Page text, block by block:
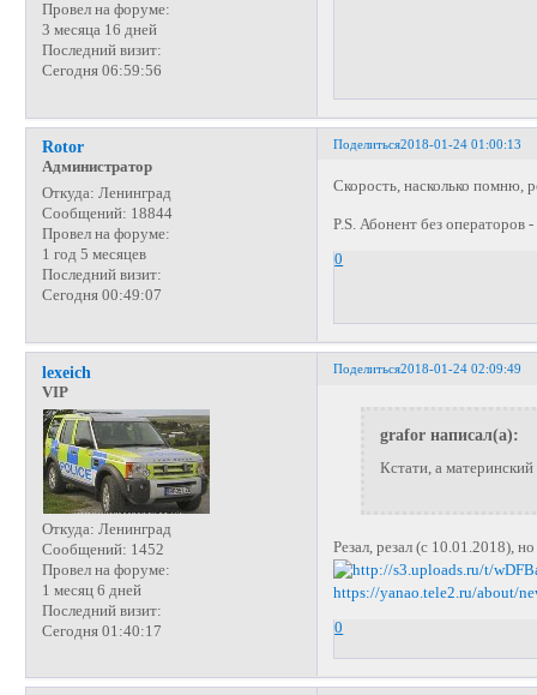
Провел на форуме:
3 месяца 16 дней
Последний визит:
Сегодня 06:59:56
Поделиться2018-01-24 01:00:13
Rotor
Администратор
Откуда: Ленинград
Сообщений: 18844
Провел на форуме:
1 год 5 месяцев
Последний визит:
Сегодня 00:49:07
Скорость, насколько помню,
P.S. Абонент без
0
Поделиться2018-01-24 02:09:49
lexeich
VIP
Откуда: Ленинград
Сообщений: 1452
Провел на форуме:
1 месяц 6 дней
Последний визит:
Сегодня 01:40:17
grafor написал(а):
Кстати, а
Резал, резал (с 10.01.2018),
https://yanao.tele2.ru/about/
0